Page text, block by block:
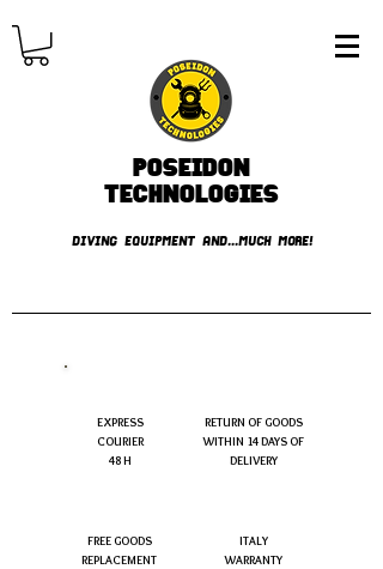
Poseidon
TECHNOLOGIES
DIVING EQUIPMENT AND...MUCH MORE!
EXPRESS
COURIER
48 H
FREE GOODS
REPLACEMENT
RETURN OF GOODS
WITHIN 14 DAYS OF
DELIVERY
ITALY
WARRANTY